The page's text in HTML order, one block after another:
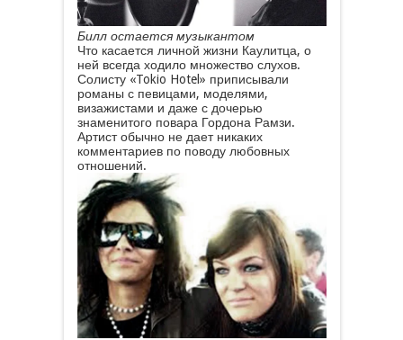
Билл остается музыкантом
Что касается личной жизни Каулитца, о
ней всегда ходило множество слухов.
Солисту «Tokio Hotel» приписывали
романы с певицами, моделями,
визажистами и даже с дочерью
знаменитого повара Гордона Рамзи.
Артист обычно не дает никаких
комментариев по поводу любовных
отношений.